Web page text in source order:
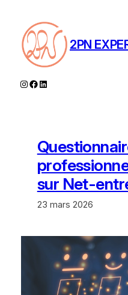
contenu
2PN
Instagram
Facebook
LinkedIn
sur Net-
23 mars 2026